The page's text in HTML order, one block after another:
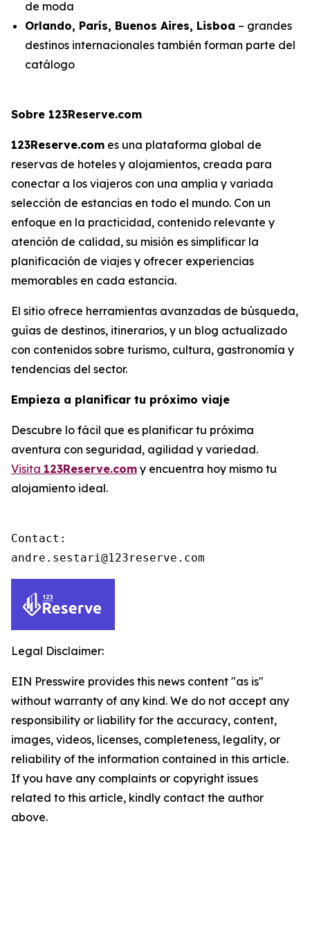
de moda
Orlando, París, Buenos Aires, Lisboa – grandes
destinos internacionales también forman parte del
catálogo
Sobre 123Reserve.com
123Reserve.com es una plataforma global de
reservas de hoteles y alojamientos, creada para
conectar a los viajeros con una amplia y variada
selección de estancias en todo el mundo. Con un
enfoque en la practicidad, contenido relevante y
atención de calidad, su misión es simplificar la
planificación de viajes y ofrecer experiencias
memorables en cada estancia.
El sitio ofrece herramientas avanzadas de búsqueda,
guías de destinos, itinerarios, y un blog actualizado
con contenidos sobre turismo, cultura, gastronomía y
tendencias del sector.
Empieza a planificar tu próximo viaje
Descubre lo fácil que es planificar tu próxima
aventura con seguridad, agilidad y variedad.
Visita 123Reserve.com y encuentra hoy mismo tu
alojamiento ideal.
Contact:
andre.sestari@123reserve.com
Legal Disclaimer:
EIN Presswire provides this news content "as is"
without warranty of any kind. We do not accept any
responsibility or liability for the accuracy, content,
images, videos, licenses, completeness, legality, or
reliability of the information contained in this article.
If you have any complaints or copyright issues
related to this article, kindly contact the author
above.